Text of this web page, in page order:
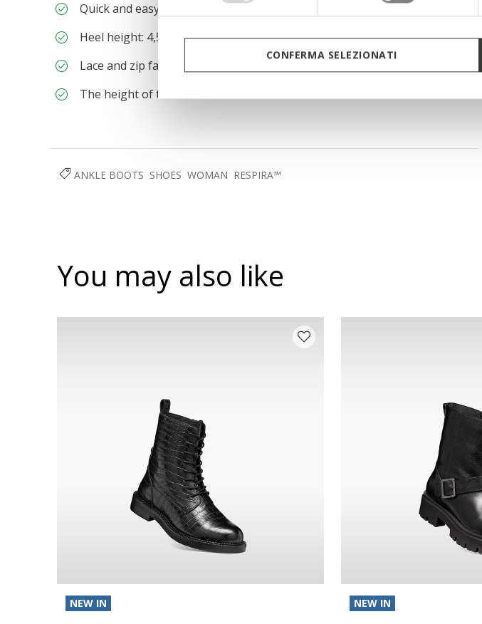
CONFERMA SELEZIONATI
Quick and easy to put on
Heel height: 4,5 cm / 1,8"
Lace and zip fastening
The height of the boot shaft is 14 cm / 5.51" as measured on a size 37 EU
ANKLE BOOTS SHOES WOMAN RESPIRA™
You may also like
NEW IN NEW IN